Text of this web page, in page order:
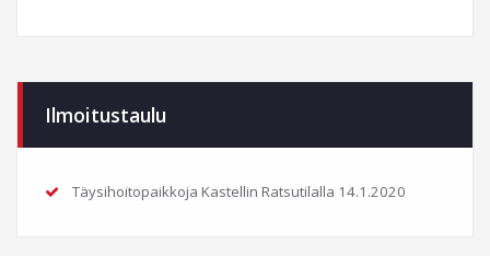
Ilmoitustaulu
Täysihoitopaikkoja Kastellin Ratsutilalla 14.1.2020